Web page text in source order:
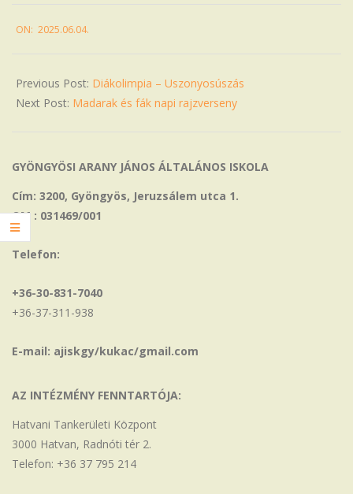
06-
ON: 2025.06.04.
Previous Post: Diákolimpia – Uszonyosúszás
Next Post: Madarak és fák napi rajzverseny
GYÖNGYÖSI ARANY JÁNOS ÁLTALÁNOS ISKOLA
Cím: 3200, Gyöngyös, Jeruzsálem utca 1.
OM : 031469/001
Telefon:
+36-30-831-7040
+36-37-311-938
E-mail: ajiskgy/kukac/gmail.com
AZ INTÉZMÉNY FENNTARTÓJA:
Hatvani Tankerületi Központ
3000 Hatvan, Radnóti tér 2.
Telefon: +36 37 795 214